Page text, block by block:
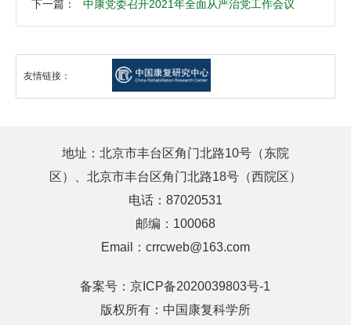
下一篇： 中康党委召开2021年全面从严治党工作会议
友情链接：
地址：北京市丰台区角门北路10号（东院
区）、北京市丰台区角门北路18号（西院区）
电话：87020531
邮编：100068
Email：crrcweb@163.com
备案号：京ICP备2020039803号-1
版权所有：中国康复科学所